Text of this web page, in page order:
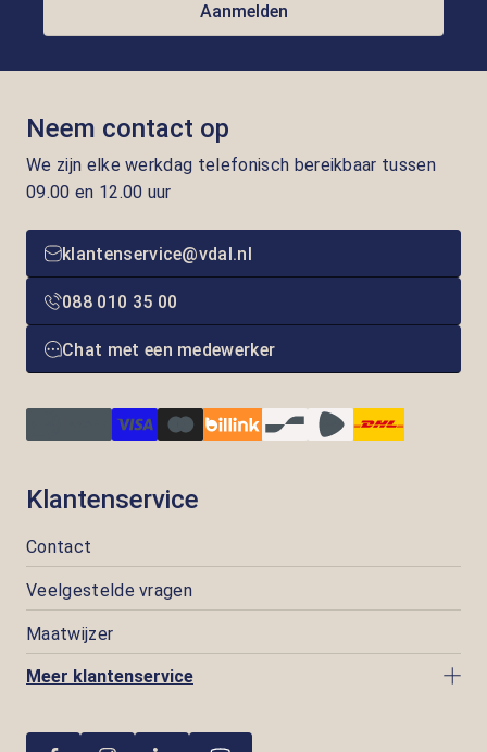
Aanmelden
Neem contact op
We zijn elke werkdag telefonisch bereikbaar tussen
09.00 en 12.00 uur
klantenservice@vdal.nl
088 010 35 00
Chat met een medewerker
Klantenservice
Contact
Veelgestelde vragen
Maatwijzer
Meer klantenservice